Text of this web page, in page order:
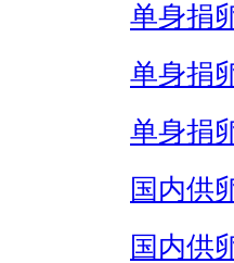
单身捐
单身捐
单身捐
国内供
国内供